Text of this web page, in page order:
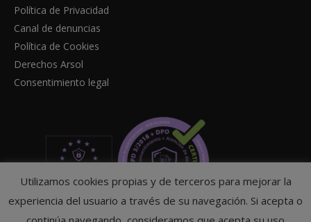
Política de Privacidad
Canal de denuncias
Política de Cookies
Derechos Arsol
Consentimiento legal
Utilizamos cookies propias y de terceros para mejorar la
experiencia del usuario a través de su navegación. Si acepta o